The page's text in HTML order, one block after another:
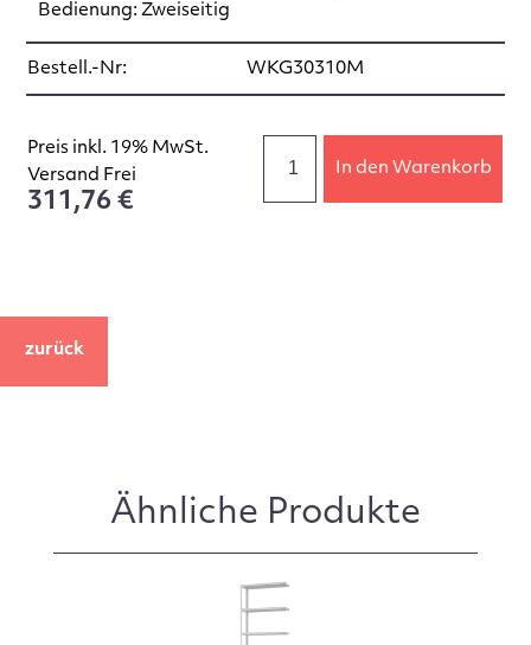
Bedienung: Zweiseitig
Bestell.-Nr: WKG30310M
Preis inkl. 19% MwSt.
Versand Frei
311,76 €
In den Warenkorb
zurück
Ähnliche Produkte